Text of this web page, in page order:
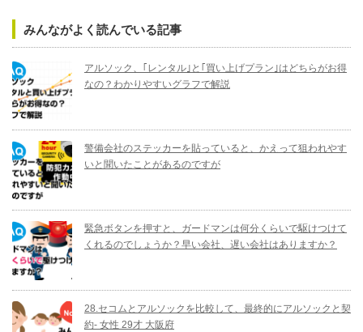
みんながよく読んでいる記事
アルソック、｢レンタル｣と｢買い上げプラン｣はどちらがお得
なの？わかりやすいグラフで解説
警備会社のステッカーを貼っていると、かえって狙われやす
いと聞いたことがあるのですが
緊急ボタンを押すと、ガードマンは何分くらいで駆けつけて
くれるのでしょうか？早い会社、遅い会社はありますか？
28.セコムとアルソックを比較して、最終的にアルソックと契
約- 女性 29才 大阪府